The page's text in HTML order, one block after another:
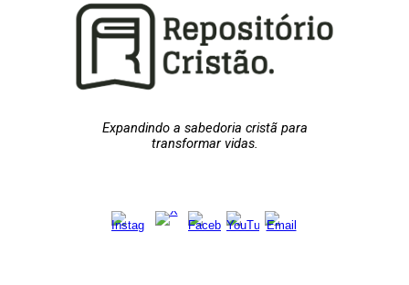
Expandindo a sabedoria cristã para
transformar vidas.